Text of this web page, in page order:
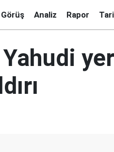
Görüş Analiz Rapor